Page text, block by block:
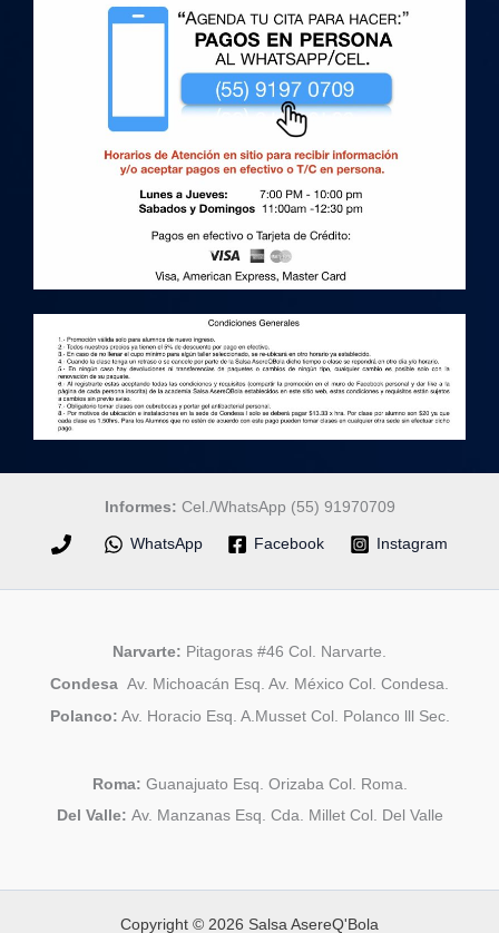
Informes: Cel./WhatsApp (55) 91970709
WhatsApp Facebook Instagram
Narvarte: Pitagoras #46 Col. Narvarte.
Condesa Av. Michoacán Esq. Av. México Col. Condesa.
Polanco: Av. Horacio Esq. A.Musset Col. Polanco lll Sec.
Roma: Guanajuato Esq. Orizaba Col. Roma.
Del Valle: Av. Manzanas Esq. Cda. Millet Col. Del Valle
Copyright © 2026 Salsa AsereQ'Bola